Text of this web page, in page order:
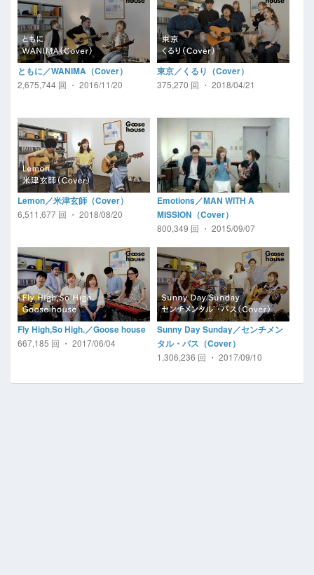
ともに／WANIMA（Cover）
2,675,744 回 ・ 2016/11/20
東京／くるり（Cover）
375,270 回 ・ 2018/04/21
Lemon／米津玄師（Cover）
6,511,677 回 ・ 2018/08/20
Emotions／MAN WITH A
MISSION（Cover）
800,349 回 ・ 2015/09/07
Fly High,So High.／Goose house
667,185 回 ・ 2017/06/04
Sunny Day Sunday／センチメン
タル・バス（Cover）
1,306,236 回 ・ 2017/09/10